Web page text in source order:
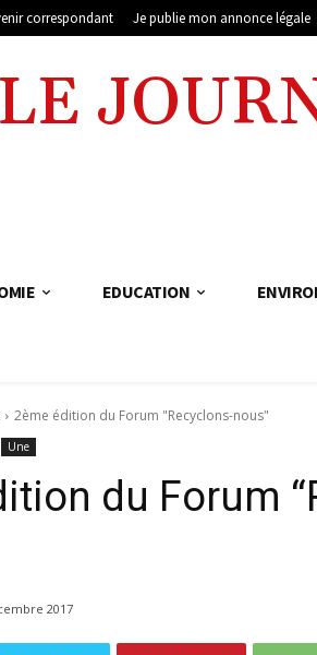
correspondant Je publie mon annonce légale
LE
EDUCATION
2ème édition du Forum "Recyclons-nous"
Une
du Forum
2017